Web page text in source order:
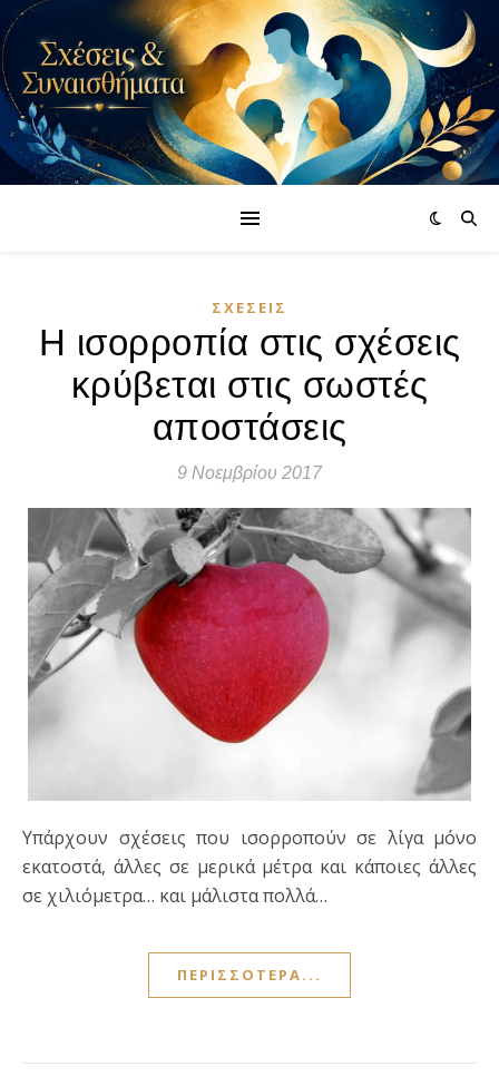
ΣΧΈΣΕΙΣ
Η ισορροπία στις σχέσεις
κρύβεται στις σωστές
αποστάσεις
9 Νοεμβρίου 2017
Υπάρχουν σχέσεις που ισορροπούν σε λίγα μόνο
εκατοστά, άλλες σε μερικά μέτρα και κάποιες άλλες
σε χιλιόμετρα… και μάλιστα πολλά…
ΠΕΡΙΣΣΌΤΕΡΑ...